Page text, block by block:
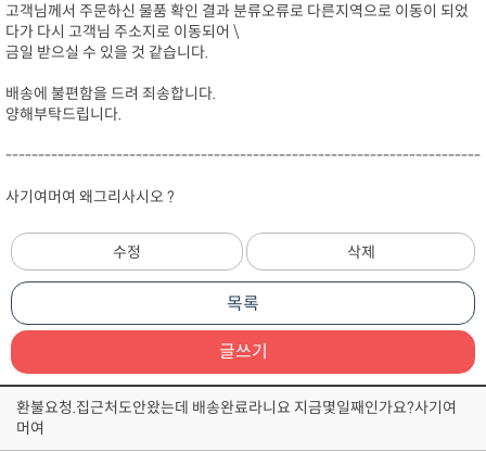
고객님께서 주문하신 물품 확인 결과 분류오류로 다른지역으로 이동이 되었
다가 다시 고객님 주소지로 이동되어 \
금일 받으실 수 있을 것 같습니다.
배송에 불편함을 드려 죄송합니다.
양해부탁드립니다.
-------------------------------------------------------------------------
사기여머여 왜그리사시오 ?
수정 삭제
목록
글쓰기
환불요청.집근처도안왔는데 배송완료라니요 지금몇일째인가요?사기여
머여